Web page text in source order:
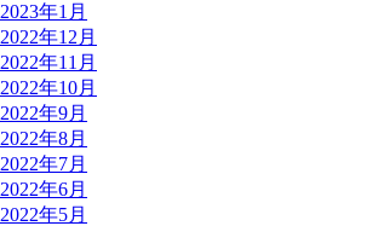
2023年1月
2022年12月
2022年11月
2022年10月
2022年9月
2022年8月
2022年7月
2022年6月
2022年5月